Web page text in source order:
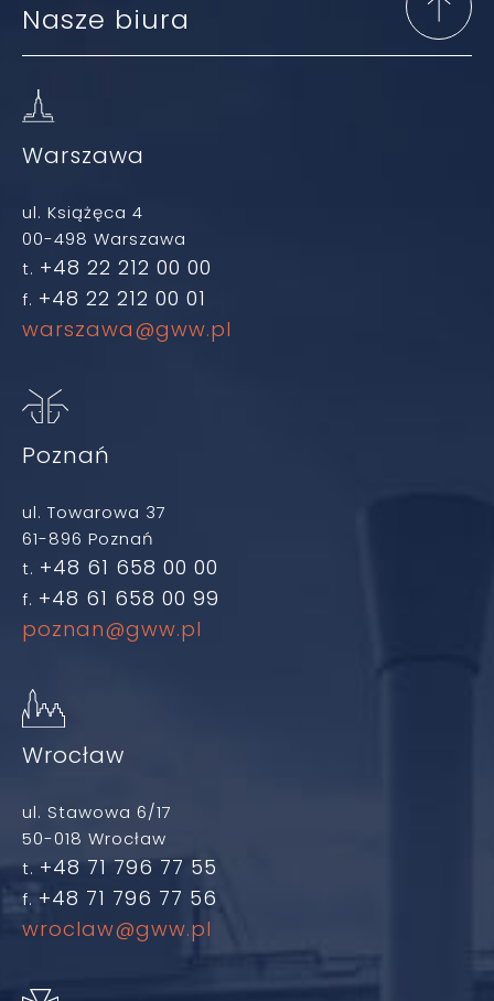
Nasze biura
Warszawa
ul. Książęca 4
00-498 Warszawa
t. +48 22 212 00 00
f. +48 22 212 00 01
warszawa@gww.pl
Poznań
ul. Towarowa 37
61-896 Poznań
t. +48 61 658 00 00
f. +48 61 658 00 99
poznan@gww.pl
Wrocław
ul. Stawowa 6/17
50-018 Wrocław
t. +48 71 796 77 55
f. +48 71 796 77 56
wroclaw@gww.pl